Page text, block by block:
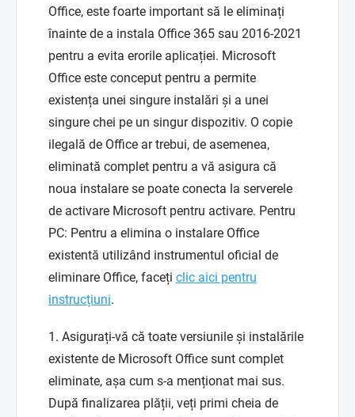
Office, este foarte important să le eliminați
înainte de a instala Office 365 sau 2016-2021
pentru a evita erorile aplicației. Microsoft
Office este conceput pentru a permite
existența unei singure instalări și a unei
singure chei pe un singur dispozitiv. O copie
ilegală de Office ar trebui, de asemenea,
eliminată complet pentru a vă asigura că
noua instalare se poate conecta la serverele
de activare Microsoft pentru activare. Pentru
PC: Pentru a elimina o instalare Office
existentă utilizând instrumentul oficial de
eliminare Office, faceți clic aici pentru
instrucțiuni.
1. Asigurați-vă că toate versiunile și instalările
existente de Microsoft Office sunt complet
eliminate, așa cum s-a menționat mai sus.
După finalizarea plății, veți primi cheia de